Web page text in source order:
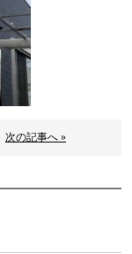
次の記事へ »